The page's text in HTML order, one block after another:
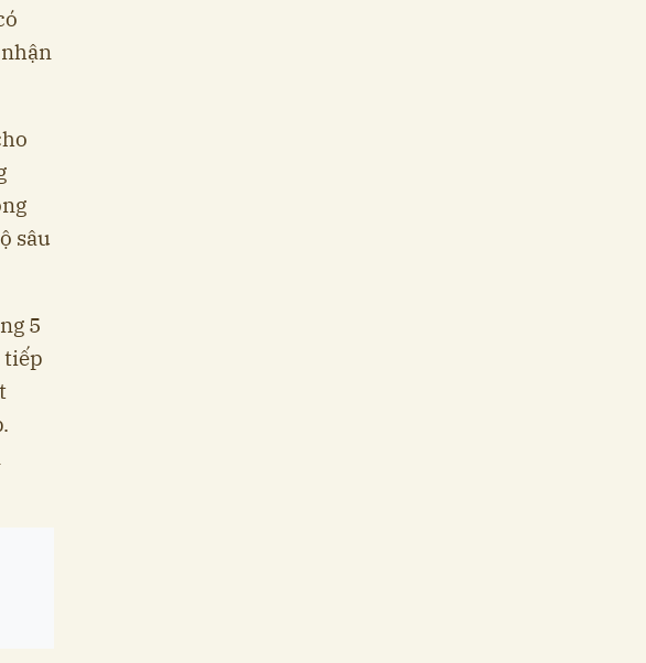
sâu
5
tiếp